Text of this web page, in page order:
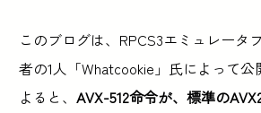
このブログは、RPCS3エミュレータ
者の1人「Whatcookie」氏によって
よると、AVX-512命令が、標準の